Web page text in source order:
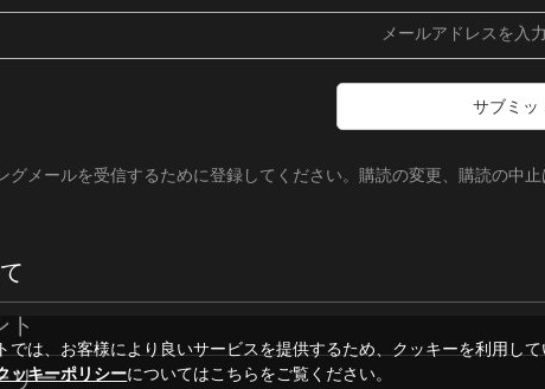
ト
リー
サブミッ
グメールを受信するために登録してください。購読の変更、購読の中止
では、お客様により良いサービスを提供するため、クッキーを利用し
ッキーポリシーについてはこちらをご覧ください。